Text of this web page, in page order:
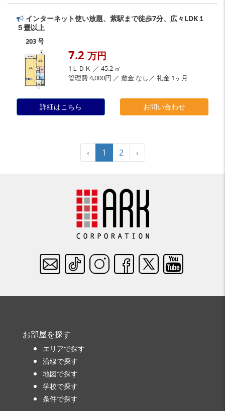
インターネット使い放題、紫駅まで徒歩7分、広々LDK１
５畳以上
203 号
7.2 万円
1ＬＤＫ ／ 45.2 ㎡
管理費 4,000円 ／ 敷金 なし／ 礼金 1ヶ月
詳細はこちら お問い合わせ
‹ 1 2 ›
お部屋を探す
エリアで探す
沿線で探す
地図で探す
学校で探す
条件で探す